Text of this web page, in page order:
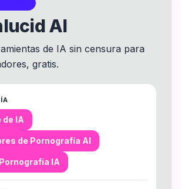
AI
de IA sin censura para
gratis.
de IA
de Pornografía AI
IA